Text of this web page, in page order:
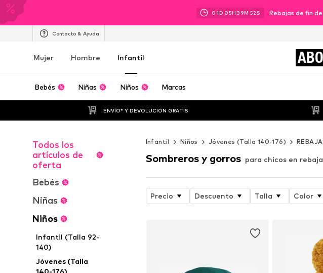
01D 05H 39M 50 S Rebajas de fin
Contacto & Ayuda
Mujer Hombre Infantil
Bebés Niñas Niños Marcas
ENVÍO* Y DEVOLUCIÓN GRATIS
Todos los
artículos de
oferta
Bebés
Niñas
Niños
Infantil (Talla 92-
140)
Jóvenes (Talla
140-176)
Infantil Niños Jóvenes (Talla 140-176)
Sombreros y gorros para chicos en
Precio Descuento Talla Color